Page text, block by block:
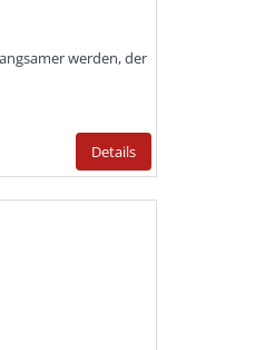
werden, der
Details